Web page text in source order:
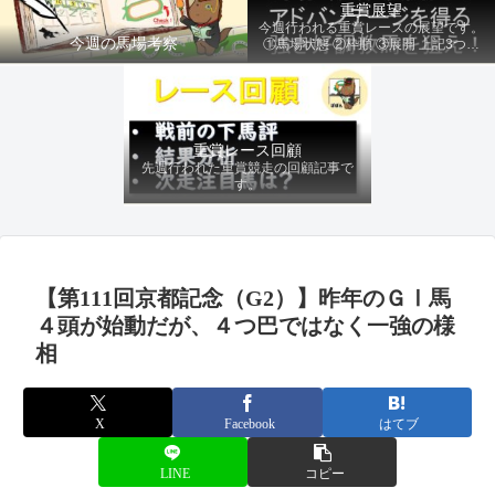
今週の馬場考察
重賞展望
今週行われる重賞レースの展望です。
①馬場状態 ②枠順 ③展開 上記3つの
ファクターから有利にレースを運べる
馬を導き、追い切りの動きを加味して
最終評価を下します。
重賞レース回顧
先週行われた重賞競走の回顧記事で
す。
【第111回京都記念（G2）】昨年のＧⅠ馬
４頭が始動だが、４つ巴ではなく一強の様
相
X Facebook はてブ
LINE コピー